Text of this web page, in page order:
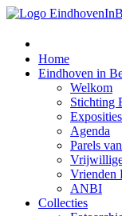
Home
Eindhoven in
Welkom
Stichting
Exposities
Agenda
Parels
Vrienden
ANBI
Collecties